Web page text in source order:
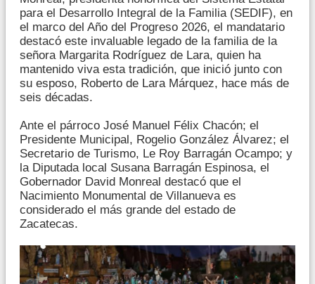
para el Desarrollo Integral de la Familia (SEDIF), en
el marco del Año del Progreso 2026, el mandatario
destacó este invaluable legado de la familia de la
señora Margarita Rodríguez de Lara, quien ha
mantenido viva esta tradición, que inició junto con
su esposo, Roberto de Lara Márquez, hace más de
seis décadas.
Ante el párroco José Manuel Félix Chacón; el
Presidente Municipal, Rogelio González Álvarez; el
Secretario de Turismo, Le Roy Barragán Ocampo; y
la Diputada local Susana Barragán Espinosa, el
Gobernador David Monreal destacó que el
Nacimiento Monumental de Villanueva es
considerado el más grande del estado de
Zacatecas.